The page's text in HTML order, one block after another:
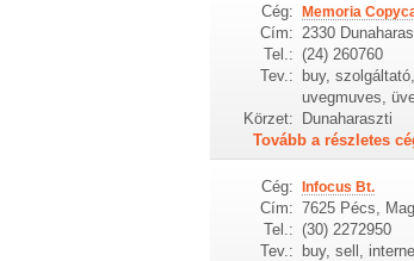
Cég: Memoria
Cím: 2330
Tel.: (24) 260760
Tev.: buy,
uvegmuves,
Körzet: Dunaharaszti
Tovább a részletes
Cég: Infocus Bt.
Cím: 7625 Pécs,
Tel.: (30) 2272950
Tev.:
buy, sell,